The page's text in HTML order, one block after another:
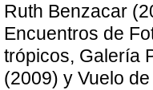
Ruth Benzacar
Encuentros de
trópicos, Galería
(2009) y Vuelo